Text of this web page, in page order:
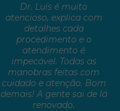
Dr. Luís é muito
atencioso, explica com
detalhes cada
procedimento e o
atendimento é
impecável. Todas as
manobras feitas com
cuidado e atenção. Bom
demais! A gente sai de lá
renovado.